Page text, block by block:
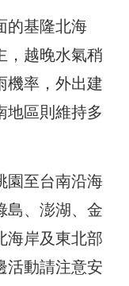
的基隆北海
，越晚水氣稍
機率，外出建
地區則維持多
園至台南沿海
島、澎湖、金
海岸及東北部
活動請注意安